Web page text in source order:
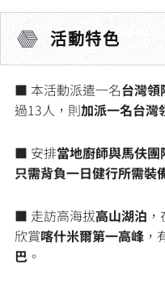
活動特色
■ 本活動派遣一名台灣領
過13人，則加派一名台灣
■ 安排當地廚師與馬伕團
只需背負一日健行所需裝
■ 走訪高海拔高山湖泊
欣賞喀什米爾第一高峰 ，
巴 。